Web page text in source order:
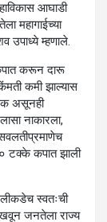
आघाडी
महागाईच्या
म्हणाले.
करून दारू
कमी झाल्यास
असूनही
नाकारला,
टक्के कपात झाली
स्वतःची
जनतेला राज्य